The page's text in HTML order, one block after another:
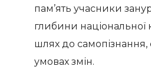
пам’ять учасники
глибини національної
шлях до самопізнання,
умовах змін.